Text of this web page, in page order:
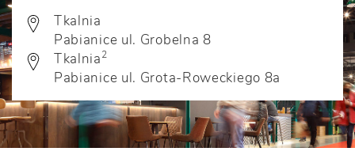
Tkalnia
Pabianice ul. Grobelna 8
Tkalnia2
Pabianice ul. Grota-Roweckiego 8a